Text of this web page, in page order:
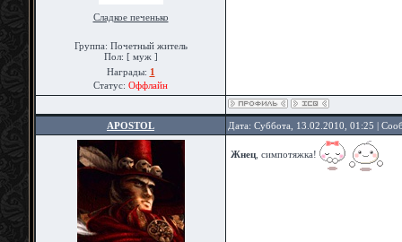
Сладкое печенько
Группа: Почетный житель
Пол: [ муж ]
Награды: 1
Статус: Оффлайн
APOSTOL Дата: Суббота, 13.02.2010, 01:25 |
Жнец , симпотяжка!